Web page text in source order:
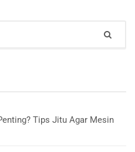
Tips Jitu Agar Mesin